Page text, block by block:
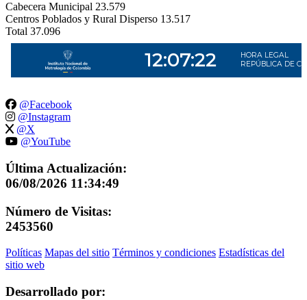
Cabecera Municipal 23.579
Centros Poblados y Rural Disperso 13.517
Total 37.096
@Facebook
@Instagram
@X
@YouTube
Última Actualización:
06/08/2026 11:34:49
Número de Visitas:
2453560
Políticas Mapas del sitio Términos y condiciones Estadísticas del
sitio web
Desarrollado por: